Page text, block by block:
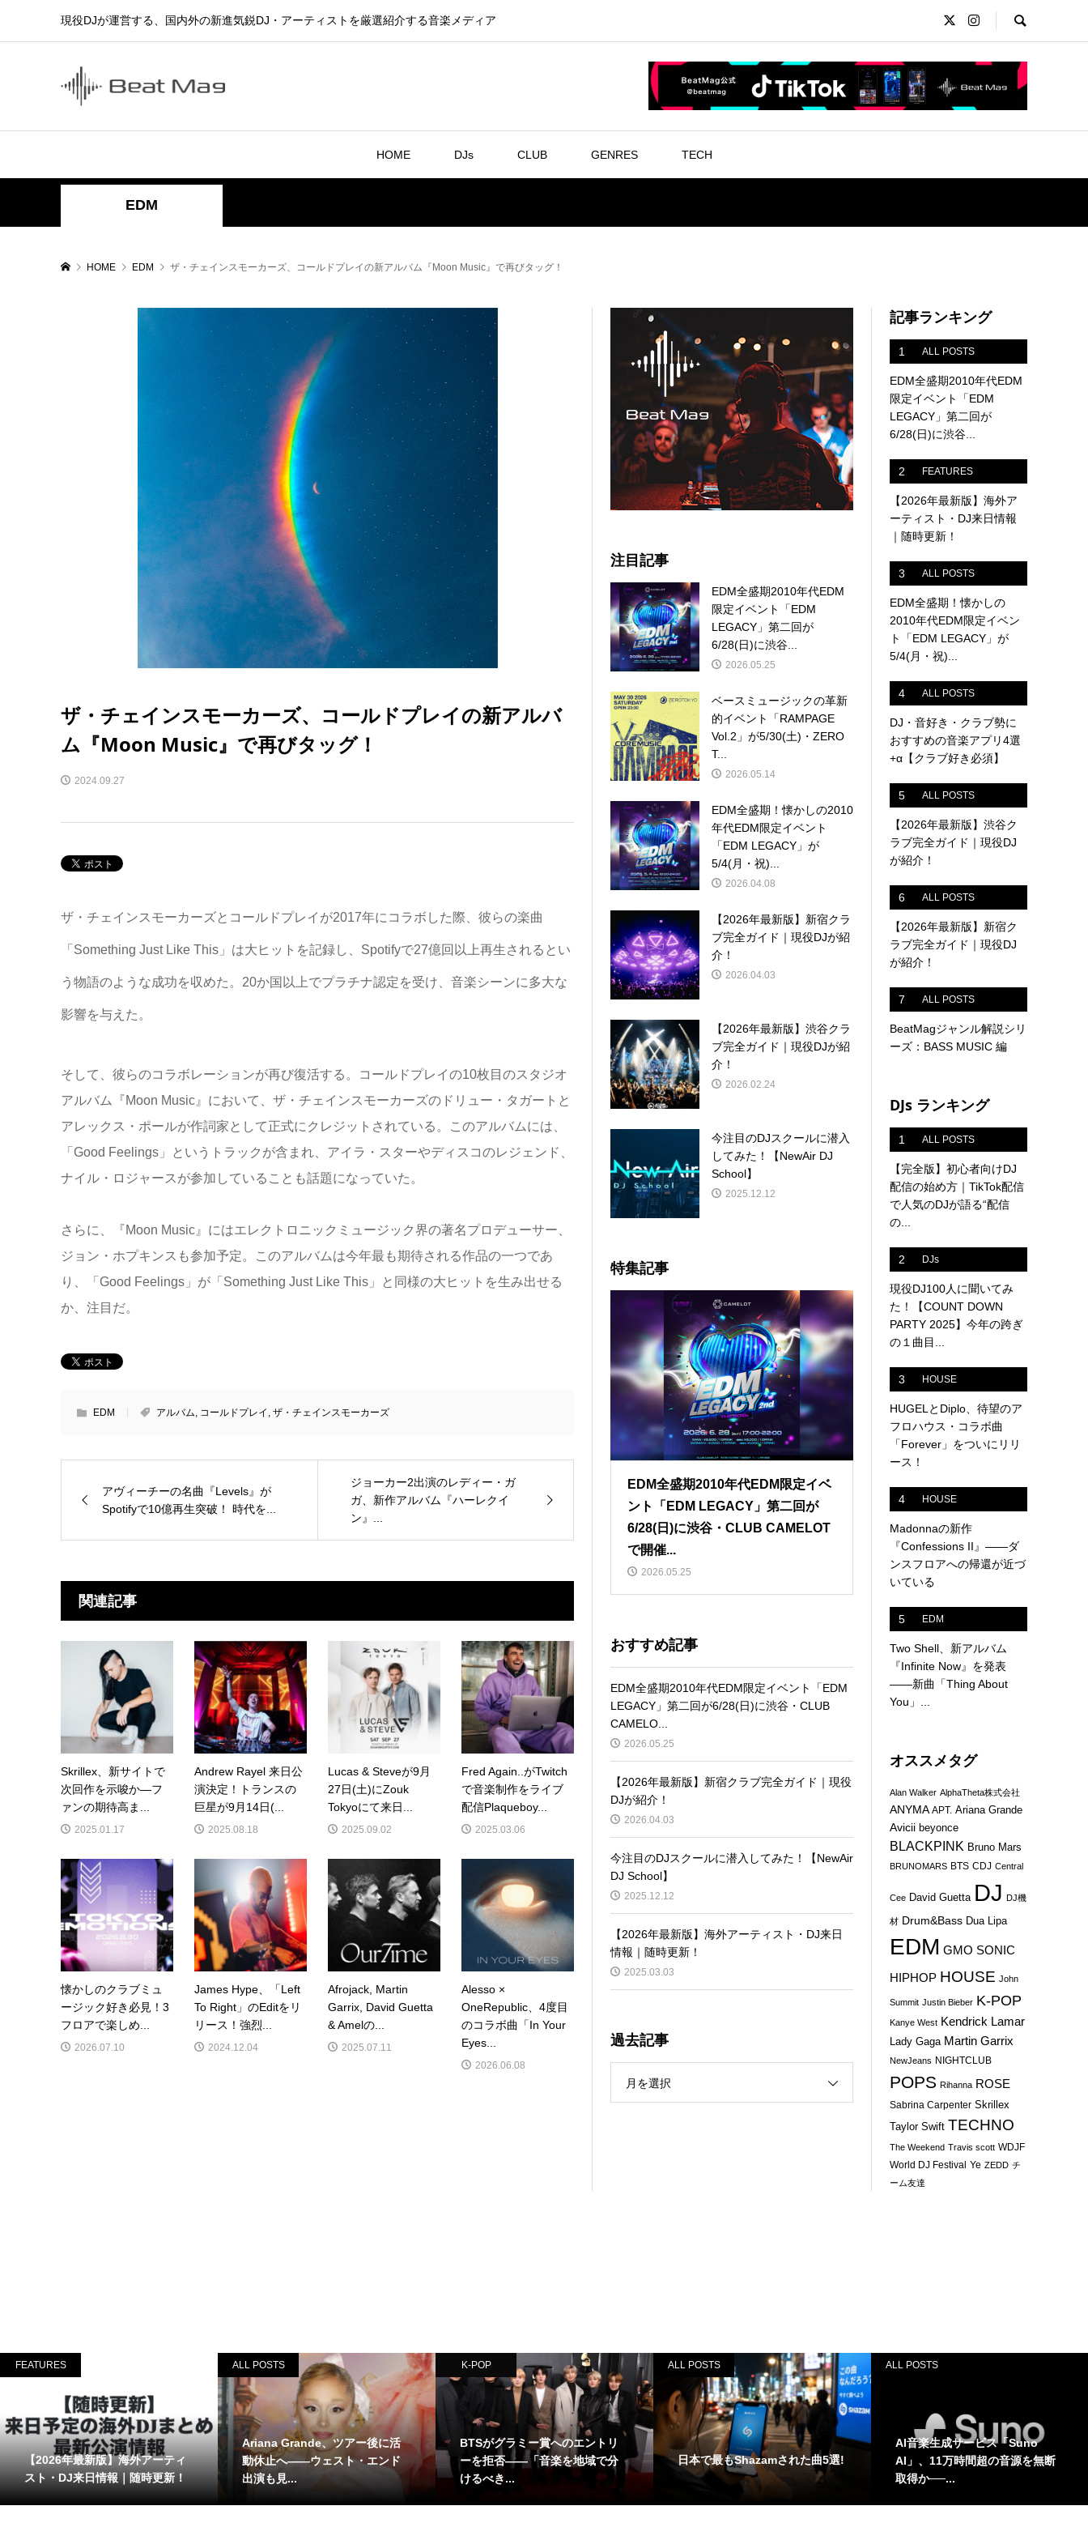
現役DJが運営する、国内外の新進気鋭DJ・アーティストを厳選紹介する音楽メディア
HOME DJs CLUB GENRES TECH
EDM
HOME EDM ザ・チェインスモーカーズ、コールドプレイの新アルバム『Moon Music』で再びタッグ！
ザ・チェインスモーカーズ、コールドプレイの新アルバ
ム『Moon Music』で再びタッグ！
2024.09.27
ザ・チェインスモーカーズとコールドプレイが2017年にコラボした際、彼らの楽曲
「Something Just Like This」は大ヒットを記録し、Spotifyで27億回以上再生されるとい
う物語のような成功を収めた。20か国以上でプラチナ認定を受け、音楽シーンに多大な
影響を与えた。
そして、彼らのコラボレーションが再び復活する。コールドプレイの10枚目のスタジオ
アルバム『Moon Music』において、ザ・チェインスモーカーズのドリュー・タガートと
アレックス・ポールが作詞家として正式にクレジットされている。このアルバムには、
「Good Feelings」というトラックが含まれ、アイラ・スターやディスコのレジェンド、
ナイル・ロジャースが参加していることも話題になっていた。
さらに、『Moon Music』にはエレクトロニックミュージック界の著名プロデューサー、
ジョン・ホプキンスも参加予定。このアルバムは今年最も期待される作品の一つであ
り、「Good Feelings」が「Something Just Like This」と同様の大ヒットを生み出せる
か、注目だ。
EDM アルバム, コールドプレイ , ザ・チェインスモーカーズ
アヴィーチーの名曲『Levels』が
Spotifyで10億再生突破！ 時代を...
ジョーカー2出演のレディー・ガ
ガ、新作アルバム『ハーレクイ
ン』...
関連記事
Skrillex、新サイトで
次回作を示唆か—フ
ァンの期待高ま...
2025.01.17
Andrew Rayel 来日公
演決定！トランスの
巨星が9月14日(...
2025.08.18
Lucas & Steveが9月
27日(土)にZouk
Tokyoにて来日...
2025.09.02
Fred Again..がTwitch
で音楽制作をライブ
配信Plaqueboy...
2025.03.06
懐かしのクラブミュ
ージック好き必見！3
フロアで楽しめ...
2026.07.10
James Hype、「Left
To Right」のEditをリ
リース！強烈...
2024.12.04
Afrojack, Martin
Garrix, David Guetta
& Amelの...
2025.07.11
Alesso ×
OneRepublic、4度目
のコラボ曲「In Your
Eyes...
2026.06.08
注目記事
EDM全盛期2010年代EDM
限定イベント「EDM
LEGACY」第二回が
6/28(日)に渋谷...
2026.05.25
ベースミュージックの革新
的イベント「RAMPAGE
Vol.2」が5/30(土)・ZERO
T...
2026.05.14
EDM全盛期！懐かしの2010
年代EDM限定イベント
「EDM LEGACY」が
5/4(月・祝)...
2026.04.08
【2026年最新版】新宿クラ
ブ完全ガイド｜現役DJが紹
介！
2026.04.03
【2026年最新版】渋谷クラ
ブ完全ガイド｜現役DJが紹
介！
2026.02.24
今注目のDJスクールに潜入
してみた！【NewAir DJ
School】
2025.12.12
特集記事
EDM全盛期2010年代EDM限定イベ
ント「EDM LEGACY」第二回が
6/28(日)に渋谷・CLUB CAMELOT
で開催...
2026.05.25
おすすめ記事
EDM全盛期2010年代EDM限定イベント「EDM
LEGACY」第二回が6/28(日)に渋谷・CLUB
CAMELO...
2026.05.25
【2026年最新版】新宿クラブ完全ガイド｜現役
DJが紹介！
2026.04.03
今注目のDJスクールに潜入してみた！【NewAir
DJ School】
2025.12.12
【2026年最新版】海外アーティスト・DJ来日
情報｜随時更新！
2025.03.03
過去記事
月を選択
記事ランキング
1 ALL POSTS
EDM全盛期2010年代EDM
限定イベント「EDM
LEGACY」第二回が
6/28(日)に渋谷...
2 FEATURES
【2026年最新版】海外ア
ーティスト・DJ来日情報
｜随時更新！
3 ALL POSTS
EDM全盛期！懐かしの
2010年代EDM限定イベン
ト「EDM LEGACY」が
5/4(月・祝)...
4 ALL POSTS
DJ・音好き・クラブ勢に
おすすめの音楽アプリ4選
+α【クラブ好き必須】
5 ALL POSTS
【2026年最新版】渋谷ク
ラブ完全ガイド｜現役DJ
が紹介！
6 ALL POSTS
【2026年最新版】新宿ク
ラブ完全ガイド｜現役DJ
が紹介！
7 ALL POSTS
BeatMagジャンル解説シリ
ーズ：BASS MUSIC 編
DJs ランキング
1 ALL POSTS
【完全版】初心者向けDJ
配信の始め方｜TikTok配信
で人気のDJが語る“配信
の...
2 DJs
現役DJ100人に聞いてみ
た！【COUNT DOWN
PARTY 2025】今年の跨ぎ
の１曲目...
3 HOUSE
HUGELとDiplo、待望のア
フロハウス・コラボ曲
「Forever」をついにリリ
ース！
4 HOUSE
Madonnaの新作
『Confessions II』——ダ
ンスフロアへの帰還が近づ
いている
5 EDM
Two Shell、新アルバム
『Infinite Now』を発表
——新曲「Thing About
You」...
オススメタグ
Alan Walker AlphaTheta株式会社
ANYMA APT. Ariana Grande
Avicii beyonce
BLACKPINK Bruno Mars
BRUNOMARS BTS CDJ Central
Cee David Guetta DJ DJ機
材 Drum&Bass Dua Lipa
EDM GMO SONIC
HIPHOP HOUSE John
Summit Justin Bieber K-POP
Kanye West Kendrick Lamar
Lady Gaga Martin Garrix
NewJeans NIGHTCLUB
POPS Rihanna ROSE
Sabrina Carpenter Skrillex
Taylor Swift TECHNO
The Weekend Travis scott WDJF
World DJ Festival Ye ZEDD チ
ーム友達
FEATURES
【2026年最新版】海外アーティ
スト・DJ来日情報｜随時更新！
ALL POSTS
Ariana Grande、ツアー後に活
動休止へ――ウェスト・エンド
出演も見...
K-POP
BTSがグラミー賞へのエントリ
ーを拒否——「音楽を地域で分
けるべき...
ALL POSTS
日本で最もShazamされた曲5選!
ALL POSTS
AI音楽生成サービス「Suno
AI」、11万時間超の音源を無断
取得か──...